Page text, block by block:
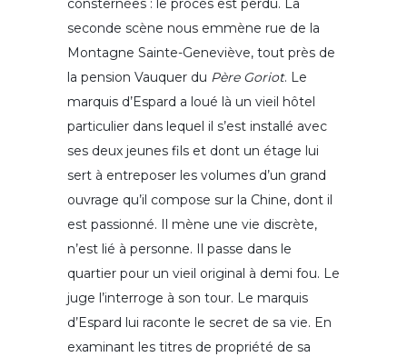
consternées : le procès est perdu. La
seconde scène nous emmène rue de la
Montagne Sainte-Geneviève, tout près de
la pension Vauquer du Père Goriot. Le
marquis d’Espard a loué là un vieil hôtel
particulier dans lequel il s’est installé avec
ses deux jeunes fils et dont un étage lui
sert à entreposer les volumes d’un grand
ouvrage qu’il compose sur la Chine, dont il
est passionné. Il mène une vie discrète,
n’est lié à personne. Il passe dans le
quartier pour un vieil original à demi fou. Le
juge l’interroge à son tour. Le marquis
d’Espard lui raconte le secret de sa vie. En
examinant les titres de propriété de sa